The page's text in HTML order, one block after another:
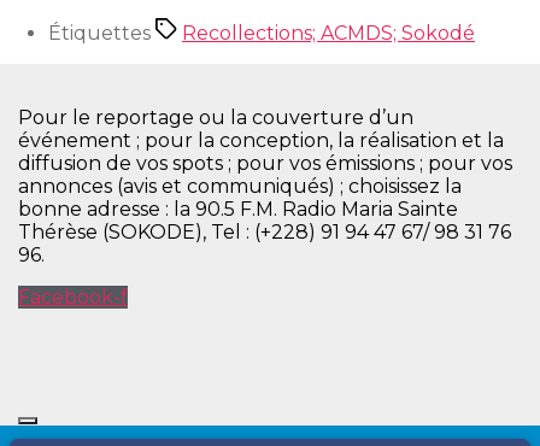
Étiquettes
Recollections; ACMDS; Sokodé
Pour le reportage ou la couverture d’un
événement ; pour la conception, la réalisation et la
diffusion de vos spots ; pour vos émissions ; pour vos
annonces (avis et communiqués) ; choisissez la
bonne adresse : la 90.5 F.M. Radio Maria Sainte
Thérèse (SOKODE), Tel : (+228) 91 94 47 67/ 98 31 76
96.
Facebook-f